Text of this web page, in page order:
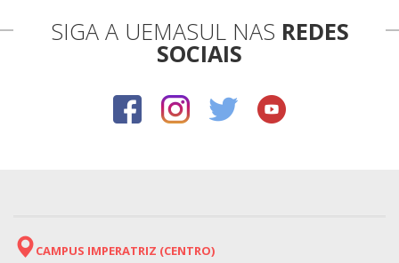
SIGA A UEMASUL NAS REDES
SOCIAIS
CAMPUS IMPERATRIZ (CENTRO)